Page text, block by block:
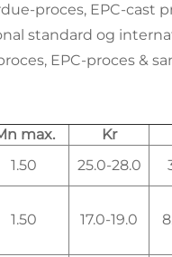
proces, EPC-cast
standard og
EPC-proces &
max. Kr
1.50 25.0-28.0
1.50 17.0-19.0